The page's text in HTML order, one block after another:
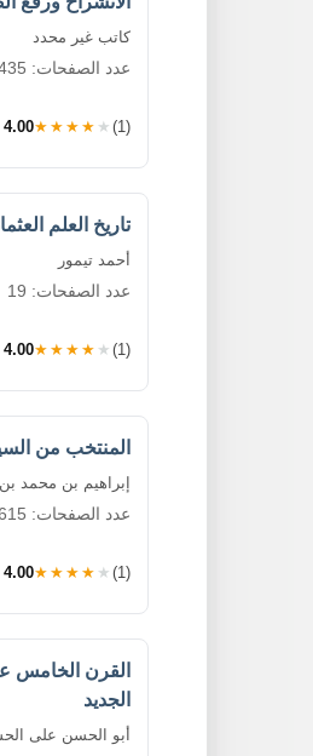
كاتب غير محدد
عدد الصفحات: 435
4.00★★★★★ (1)
تاريخ العلم
أحمد تيمور
عدد الصفحات: 19
4.00★★★★★ (1)
المنتخب من
إبراهيم بن محمد
عدد الصفحات: 615
4.00★★★★★ (1)
القرن الخامس
الجديد
أبو الحسن على